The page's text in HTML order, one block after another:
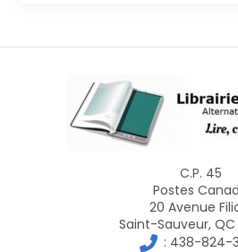
:
C.P. 45
Postes
20 Avenue
Saint-Sauveur, QC
: 438-824-